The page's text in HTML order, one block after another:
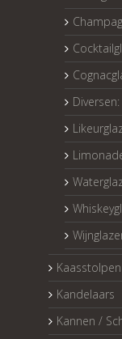
Kaasstolpen
Kandelaars
Kannen /